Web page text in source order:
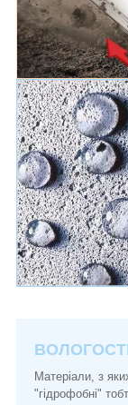
Матеріали, з
"гідрофобні"